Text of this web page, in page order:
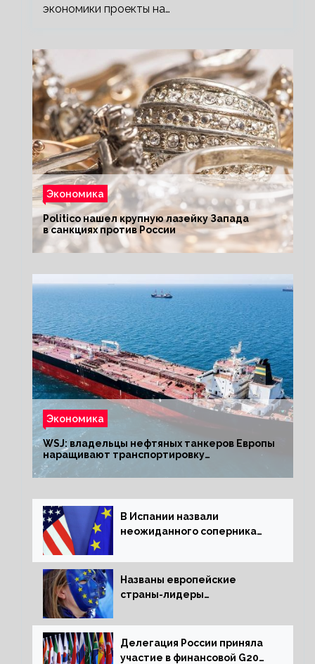
экономики проекты на…
Экономика
Politico нашел крупную лазейку Запада
в санкциях против России
Экономика
WSJ: владельцы нефтяных танкеров Европы
наращивают транспортировку
из РФ до санкций
В Испании назвали
неожиданного соперника
Названы европейские
страны-лидеры
активов
Делегация России приняла
участие в финансовой G20